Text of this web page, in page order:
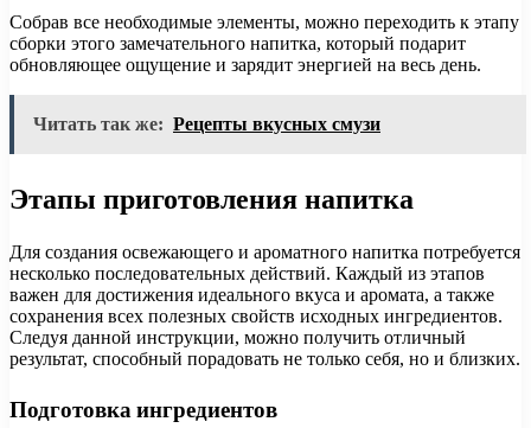
Собрав все необходимые элементы, можно переходить к этапу
сборки этого замечательного напитка, который подарит
обновляющее ощущение и зарядит энергией на весь день.
Читать так же: Рецепты вкусных смузи
Этапы приготовления напитка
Для создания освежающего и ароматного напитка потребуется
несколько последовательных действий. Каждый из этапов
важен для достижения идеального вкуса и аромата, а также
сохранения всех полезных свойств исходных ингредиентов.
Следуя данной инструкции, можно получить отличный
результат, способный порадовать не только себя, но и близких.
Подготовка ингредиентов